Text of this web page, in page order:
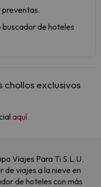
preventas.
buscador de hoteles
chollos exclusivos
aquí
Viajes Para Ti S.L.U.
de viajes a la nieve en
de hoteles con más